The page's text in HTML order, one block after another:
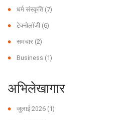
धर्म संस्कृति (7)
टेक्नोलॉजी (6)
समचार (2)
Business (1)
अभिलेखागार
जुलाई 2026 (1)